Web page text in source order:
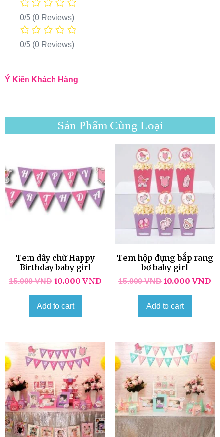
0/5 (0 Reviews)
0/5 (0 Reviews)
Ý Kiến Khách Hàng
Sản Phẩm Cùng Loại
Tem dây chữ Happy
Birthday baby girl
15.000VND 10.000 VND
Add to cart
Tem hộp đựng bắp rang
bơ baby girl
15.000VND 10.000 VND
Add to cart